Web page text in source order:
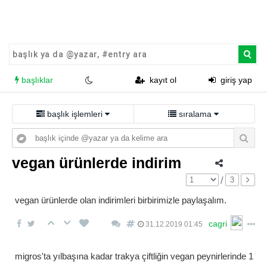
başlıklar kayıt ol giriş yap
başlık işlemleri sıralama
vegan ürünlerde indirim
/ 3
vegan ürünlerde olan indirimleri birbirimizle paylaşalım.
31.12.2019 01:45 cagri
migros'ta yılbaşına kadar trakya çiftliğin vegan peynirlerinde 1